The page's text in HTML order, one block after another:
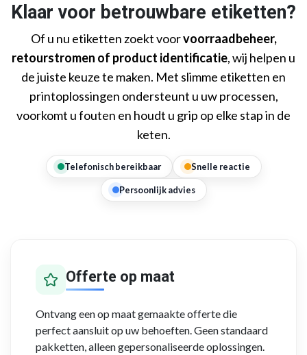
Klaar voor betrouwbare etiketten?
Of u nu etiketten zoekt voorvoorraadbeheer,
retourstromen of product identificatie, wij helpen u
de juiste keuze te maken. Met slimme etiketten en
printoplossingen ondersteunt u uw processen,
voorkomt u fouten en houdt u grip op elke stap in de
keten.
Telefonisch bereikbaar Snelle reactie
Persoonlijk advies
Offerte op maat
Ontvang een op maat gemaakte offerte die
perfect aansluit op uw behoeften. Geen standaard
pakketten, alleen gepersonaliseerde oplossingen.